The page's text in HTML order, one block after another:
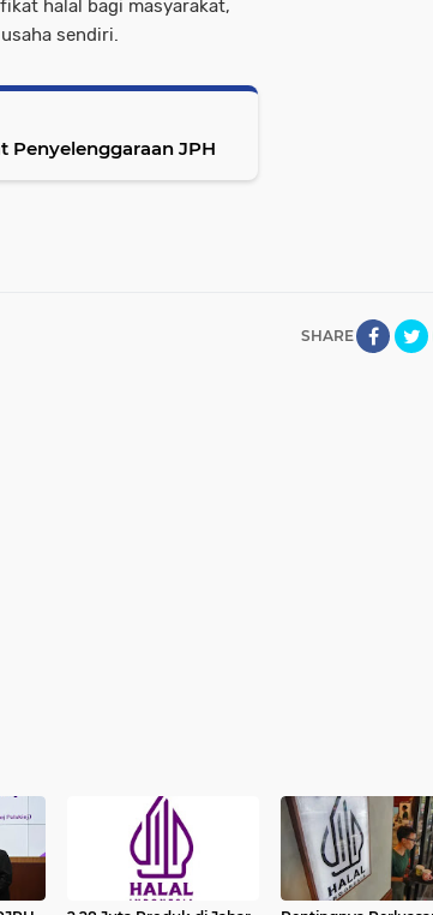
halal bagi masyarakat,
sendiri.
Penyelenggaraan JPH
SHARE